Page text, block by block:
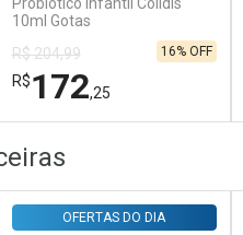
10ml Gotas
R$ 204,99
R$172,25
16% OFF
Por Menos
OFERTAS DO DIA